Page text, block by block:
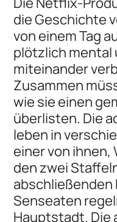
die Geschichte
von einem Tag
plötzlich mental
miteinander
Zusammen
wie sie einen
überlisten. Die
leben in
einer von ihnen,
den zwei
abschließenden
Senseaten
Hauptstadt. Die